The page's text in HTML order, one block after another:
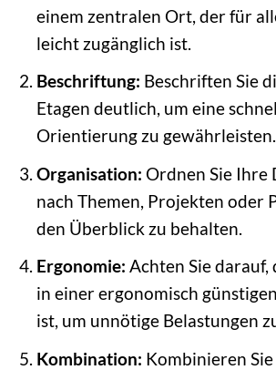
einem zentralen Ort, der für
leicht zugänglich ist.
Beschriftung: Beschriften Sie
Etagen deutlich, um eine
Orientierung zu gewährleisten.
Organisation: Ordnen Sie Ihre
nach Themen, Projekten oder
den Überblick zu behalten.
Ergonomie: Achten Sie darauf,
in einer ergonomisch
ist, um unnötige Belastungen
Kombination: Kombinieren